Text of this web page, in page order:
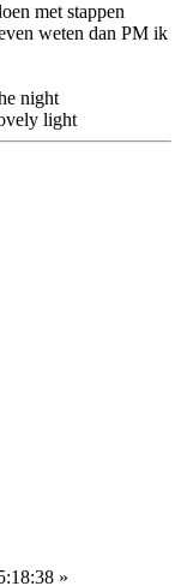
met stappen
weten dan PM ik
night
light
»